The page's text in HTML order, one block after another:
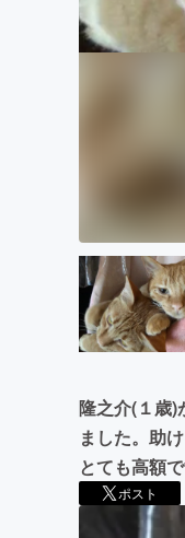
隆之介(１歳)
ました。助
とても高額
ポスト